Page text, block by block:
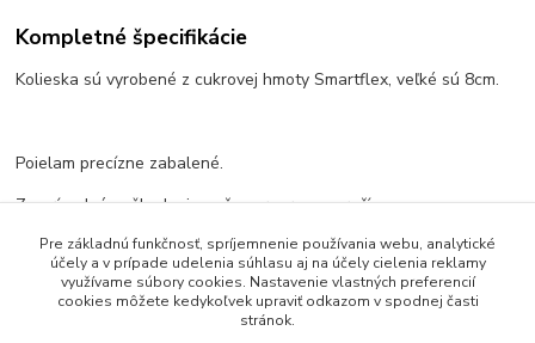
Kompletné špecifikácie
Kolieska sú vyrobené z cukrovej hmoty Smartflex, veľké sú 8cm.
Poielam precízne zabalené.
Za prípadné poškodenie počas prepravy neručím.
Tovar zaradený v kategóriách
Pre základnú funkčnosť, spríjemnenie používania webu, analytické
účely a v prípade udelenia súhlasu aj na účely cielenia reklamy
využívame súbory cookies. Nastavenie vlastných preferencií
cookies môžete kedykoľvek upraviť odkazom v spodnej časti
stránok.